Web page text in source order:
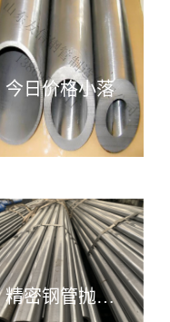
今日价格小落
精密钢管抛光